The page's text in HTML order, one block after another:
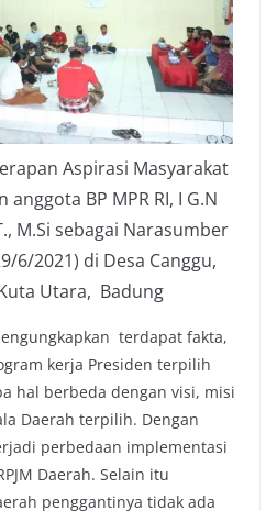
Aspirasi Masyarakat
BP MPR RI, I G.N
M.Si sebagai Narasumber
6/2021) di Desa Canggu,
Utara, Badung
terdapat fakta,
kerja Presiden terpilih
hal berbeda dengan visi, misi
Daerah terpilih. Dengan
perbedaan implementasi
Daerah. Selain itu
penggantinya tidak ada